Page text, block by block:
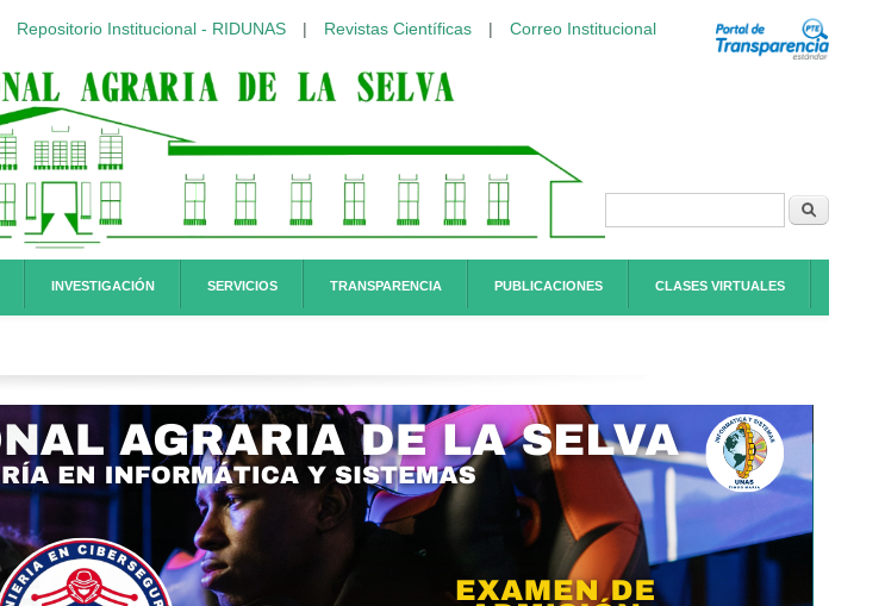
Repositorio Institucional - RIDUNAS | Revistas Científicas | Correo Institucional
Formulario de
INVESTIGACIÓN SERVICIOS TRANSPARENCIA PUBLICACIONES CLASES VIRTUALES